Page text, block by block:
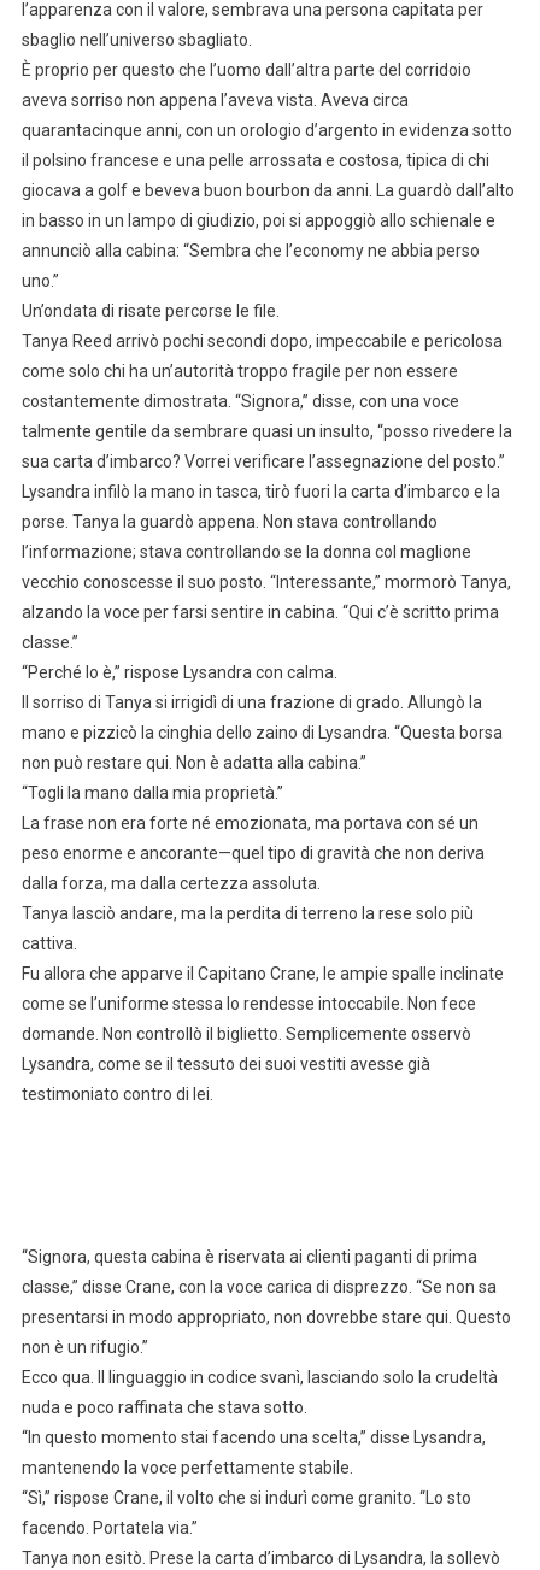
l’apparenza con il valore, sembrava una persona capitata per
sbaglio nell’universo sbagliato.
È proprio per questo che l’uomo dall’altra parte del corridoio
aveva sorriso non appena l’aveva vista. Aveva circa
quarantacinque anni, con un orologio d’argento in evidenza sotto
il polsino francese e una pelle arrossata e costosa, tipica di chi
giocava a golf e beveva buon bourbon da anni. La guardò dall’alto
in basso in un lampo di giudizio, poi si appoggiò allo schienale e
annunciò alla cabina: “Sembra che l’economy ne abbia perso
uno.”
Un’ondata di risate percorse le file.
Tanya Reed arrivò pochi secondi dopo, impeccabile e pericolosa
come solo chi ha un’autorità troppo fragile per non essere
costantemente dimostrata. “Signora,” disse, con una voce
talmente gentile da sembrare quasi un insulto, “posso rivedere la
sua carta d’imbarco? Vorrei verificare l’assegnazione del posto.”
Lysandra infilò la mano in tasca, tirò fuori la carta d’imbarco e la
porse. Tanya la guardò appena. Non stava controllando
l’informazione; stava controllando se la donna col maglione
vecchio conoscesse il suo posto. “Interessante,” mormorò Tanya,
alzando la voce per farsi sentire in cabina. “Qui c’è scritto prima
classe.”
“Perché lo è,” rispose Lysandra con calma.
Il sorriso di Tanya si irrigidì di una frazione di grado. Allungò la
mano e pizzicò la cinghia dello zaino di Lysandra. “Questa borsa
non può restare qui. Non è adatta alla cabina.”
“Togli la mano dalla mia proprietà.”
La frase non era forte né emozionata, ma portava con sé un
peso enorme e ancorante—quel tipo di gravità che non deriva
dalla forza, ma dalla certezza assoluta.
Tanya lasciò andare, ma la perdita di terreno la rese solo più
cattiva.
Fu allora che apparve il Capitano Crane, le ampie spalle inclinate
come se l’uniforme stessa lo rendesse intoccabile. Non fece
domande. Non controllò il biglietto. Semplicemente osservò
Lysandra, come se il tessuto dei suoi vestiti avesse già
testimoniato contro di lei.
“Signora, questa cabina è riservata ai clienti paganti di prima
classe,” disse Crane, con la voce carica di disprezzo. “Se non sa
presentarsi in modo appropriato, non dovrebbe stare qui. Questo
non è un rifugio.”
Ecco qua. Il linguaggio in codice svanì, lasciando solo la crudeltà
nuda e poco raffinata che stava sotto.
“In questo momento stai facendo una scelta,” disse Lysandra,
mantenendo la voce perfettamente stabile.
“Sì,” rispose Crane, il volto che si indurì come granito. “Lo sto
facendo. Portatela via.”
Tanya non esitò. Prese la carta d’imbarco di Lysandra, la sollevò